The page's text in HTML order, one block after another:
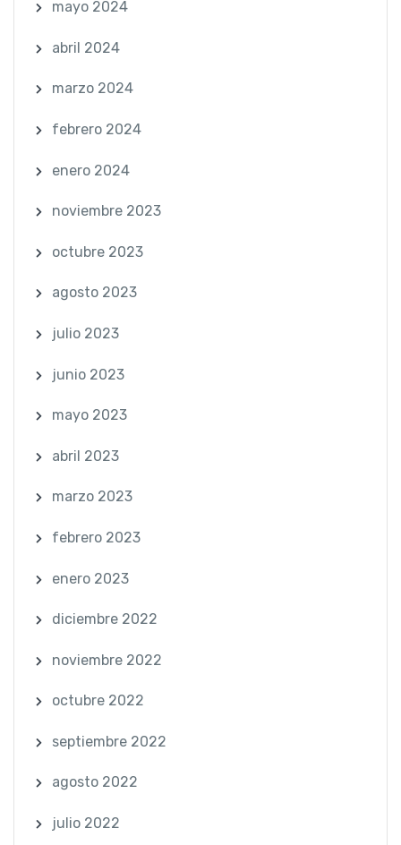
mayo 2024
abril 2024
marzo 2024
febrero 2024
enero 2024
noviembre 2023
octubre 2023
agosto 2023
julio 2023
junio 2023
mayo 2023
abril 2023
marzo 2023
febrero 2023
enero 2023
diciembre 2022
noviembre 2022
octubre 2022
septiembre 2022
agosto 2022
julio 2022